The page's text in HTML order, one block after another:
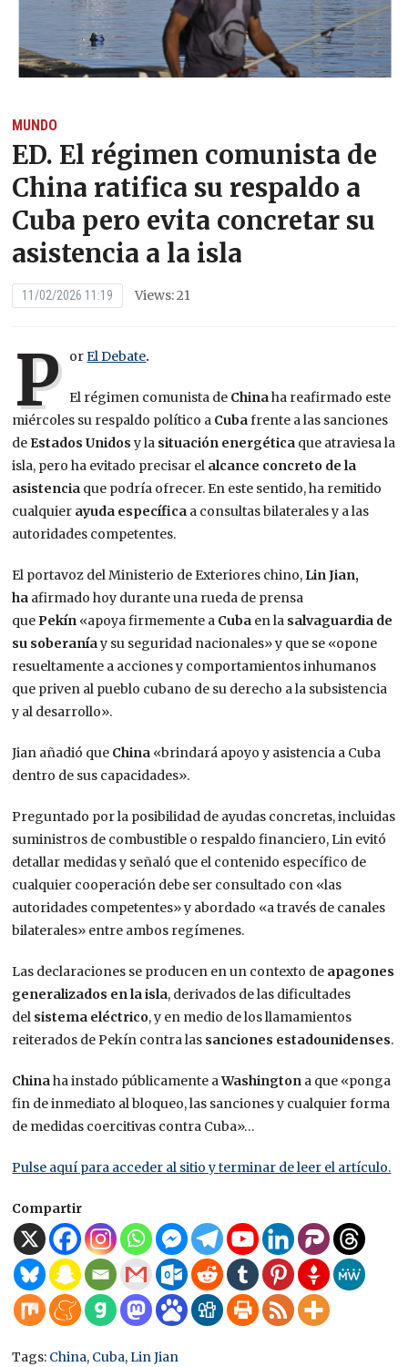
MUNDO
ED. El régimen comunista de
China ratifica su respaldo a
Cuba pero evita concretar su
asistencia a la isla
11/02/2026 11:19 Views: 21
P orEl Debate.
El régimen comunista de Chinaha reafirmado este
miércoles su respaldo político a Cubafrente a las sanciones
de Estados Unidosy la situación energética que atraviesa la
isla, pero ha evitado precisar el alcance concreto de la
asistencia que podría ofrecer. En este sentido, ha remitido
cualquier ayuda específica a consultas bilaterales y a las
autoridades competentes.
El portavoz del Ministerio de Exteriores chino, Lin Jian,
ha afirmado hoy durante una rueda de prensa
que Pekín «apoya firmemente a Cuba en la salvaguardia de
su soberaníay su seguridad nacionales» y que se «opone
resueltamente a acciones y comportamientos inhumanos
que priven al pueblo cubano de su derecho a la subsistencia
y al desarrollo».
Jian añadió que China «brindará apoyo y asistencia a Cuba
dentro de sus capacidades».
Preguntado por la posibilidad de ayudas concretas, incluidas
suministros de combustible o respaldo financiero, Lin evitó
detallar medidas y señaló que el contenido específico de
cualquier cooperación debe ser consultado con «las
autoridades competentes» y abordado «a través de canales
bilaterales» entre ambos regímenes.
Las declaraciones se producen en un contexto de apagones
generalizados en la isla, derivados de las dificultades
del sistema eléctrico, y en medio de los llamamientos
reiterados de Pekín contra las sanciones estadounidenses.
Chinaha instado públicamente aWashington a que «ponga
fin de inmediato al bloqueo, las sanciones y cualquier forma
de medidas coercitivas contra Cuba»…
Pulse aquí para acceder al sitio y terminar de leer el artículo.
Compartir
Tags: China, Cuba,Lin Jian